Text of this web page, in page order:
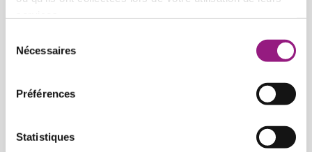
Nécessaires
Préférences
Statistiques